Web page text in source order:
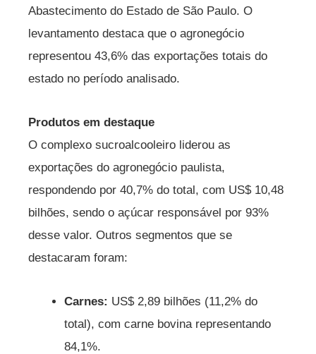
Abastecimento do Estado de São Paulo. O
levantamento destaca que o agronegócio
representou 43,6% das exportações totais do
estado no período analisado.
Produtos em destaque
O complexo sucroalcooleiro liderou as
exportações do agronegócio paulista,
respondendo por 40,7% do total, com US$ 10,48
bilhões, sendo o açúcar responsável por 93%
desse valor. Outros segmentos que se
destacaram foram:
Carnes: US$ 2,89 bilhões (11,2% do
total), com carne bovina representando
84,1%.